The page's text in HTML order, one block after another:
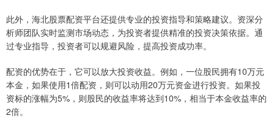
此外，海北股票配资平台还提供专业的投资指导和策略建议。资深分
析师团队实时监测市场动态，为投资者提供精准的投资决策依据。通
过专业指导，投资者可以规避风险，提高投资成功率。
配资的优势在于，它可以放大投资收益。例如，一位股民拥有10万元
本金，如果使用1倍配资，则可以动用20万元资金进行投资。如果投
资标的涨幅为5%，则股民的收益率将达到10%，相当于本金收益率的
2倍。